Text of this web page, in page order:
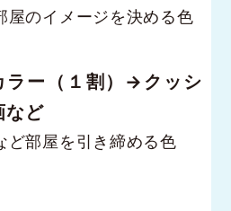
屋のイメージを決める色
ー（１割）→クッシ
など
ど部屋を引き締める色